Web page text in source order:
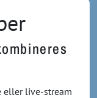
eller live-stream